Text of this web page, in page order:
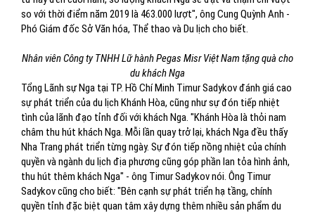
so với thời điểm năm 2019 là 463.000 lượt", ông Cung Quỳnh Anh -
Phó Giám đốc Sở Văn hóa, Thể thao và Du lịch cho biết.
Nhân viên Công ty TNHH Lữ hành Pegas Misr Việt Nam tặng quà cho
du khách Nga
Tổng Lãnh sự Nga tại TP. Hồ Chí Minh Timur Sadykov đánh giá cao
sự phát triển của du lịch Khánh Hòa, cũng như sự đón tiếp nhiệt
tình của lãnh đạo tỉnh đối với khách Nga. "Khánh Hòa là thỏi nam
châm thu hút khách Nga. Mỗi lần quay trở lại, khách Nga đều thấy
Nha Trang phát triển từng ngày. Sự đón tiếp nồng nhiệt của chính
quyền và ngành du lịch địa phương cũng góp phần lan tỏa hình ảnh,
thu hút thêm khách Nga" - ông Timur Sadykov nói. Ông Timur
Sadykov cũng cho biết: "Bên cạnh sự phát triển hạ tầng, chính
quyền tỉnh đặc biệt quan tâm xây dựng thêm nhiều sản phẩm du